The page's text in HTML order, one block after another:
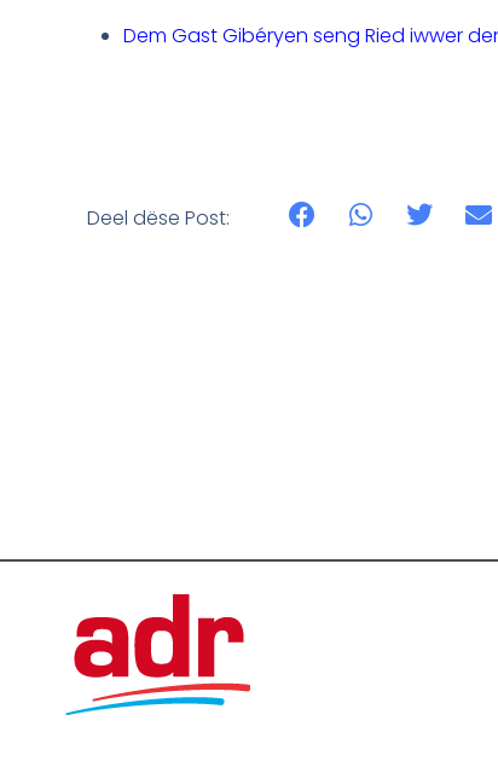
Dem Gast Gibéryen seng Ried iwwer
Deel dëse Post: